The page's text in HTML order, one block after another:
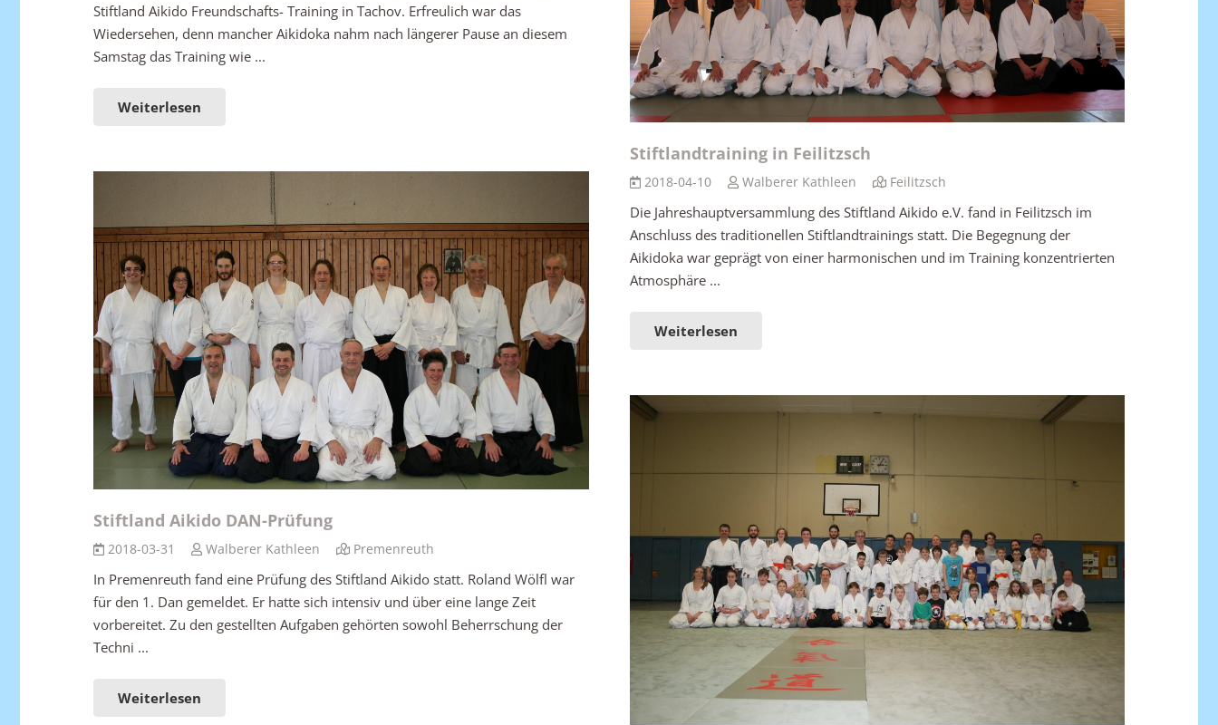
Stiftland Aikido Freundschafts- Training in Tachov. Erfreulich war das
Wiedersehen, denn mancher Aikidoka nahm nach längerer Pause an diesem
Samstag das Training wie ...
Weiterlesen
Stiftlandtraining in Feilitzsch
2018-04-10 Walberer Kathleen Feilitzsch
Die Jahreshauptversammlung des Stiftland Aikido e.V. fand in Feilitzsch im
Anschluss des traditionellen Stiftlandtrainings statt. Die Begegnung der
Aikidoka war geprägt von einer harmonischen und im Training konzentrierten
Atmosphäre ...
Weiterlesen
Stiftland Aikido DAN-Prüfung
2018-03-31 Walberer Kathleen Premenreuth
In Premenreuth fand eine Prüfung des Stiftland Aikido statt. Roland Wölfl war
für den 1. Dan gemeldet. Er hatte sich intensiv und über eine lange Zeit
vorbereitet. Zu den gestellten Aufgaben gehörten sowohl Beherrschung der
Techni ...
Weiterlesen